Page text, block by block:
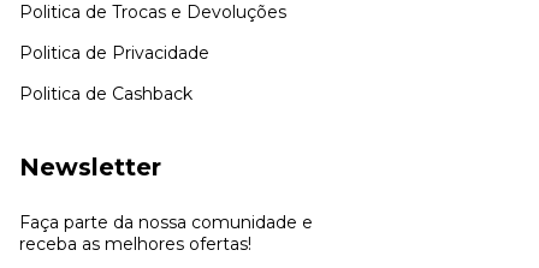
Politica de Trocas e Devoluções
Politica de Privacidade
Politica de Cashback
Newsletter
Faça parte da nossa comunidade e
receba as melhores ofertas!